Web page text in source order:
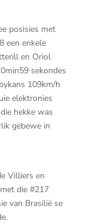
posisies met
een enkele
en Oriol
sekondes
109km/h
elektronies
hekke was
gebewe in
Villiers en
die #217
van Brasilië se